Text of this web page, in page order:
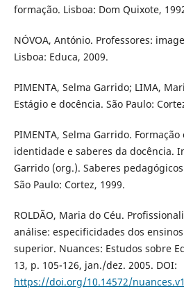
formação. Lisboa: Dom Quixote,
NÓVOA, António. Professores:
Lisboa: Educa, 2009.
PIMENTA, Selma Garrido; LIMA,
Estágio e docência. São Paulo:
PIMENTA, Selma Garrido.
identidade e saberes da docência.
Garrido (org.). Saberes
São Paulo: Cortez, 1999.
ROLDÃO, Maria do Céu.
análise: especificidades dos
superior. Nuances: Estudos sobre
13, p. 105-126, jan./dez. 2005. DOI:
https://doi.org/10.14572/